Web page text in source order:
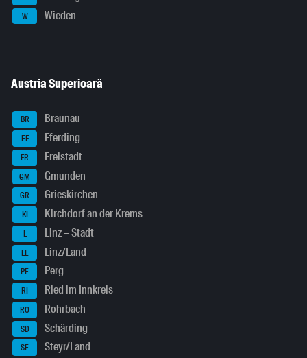
W Wieden
Austria Superioară
BR Braunau
EF Eferding
FR Freistadt
GM Gmunden
GR Grieskirchen
KI Kirchdorf an der Krems
L Linz – Stadt
LL Linz/Land
PE Perg
RI Ried im Innkreis
RO Rohrbach
SD Schärding
SE Steyr/Land